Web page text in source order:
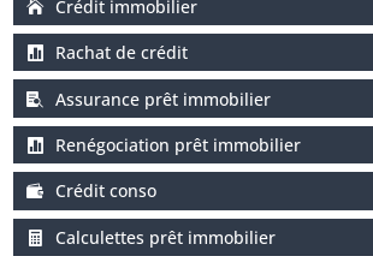
Crédit immobilier
Rachat de crédit
Assurance prêt immobilier
Renégociation prêt immobilier
Crédit conso
Calculettes prêt immobilier